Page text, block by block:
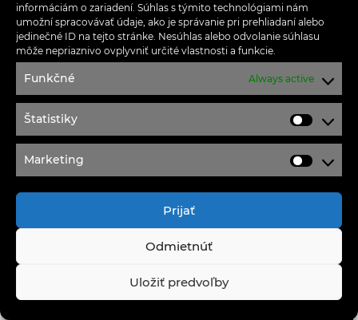
informáciám o zariadení. Súhlas s týmito technológiami nám
umožní spracovávať údaje, ako je správanie pri prehliadaní alebo
jedinečné ID na tejto stránke. Nesúhlas alebo odvolanie súhlasu
môže nepriaznivo ovplyvniť určité vlastnosti a funkcie.
Funkčné Always active
Štatistiky
Marketing
Prijať
Odmietnúť
Uložiť predvoľby